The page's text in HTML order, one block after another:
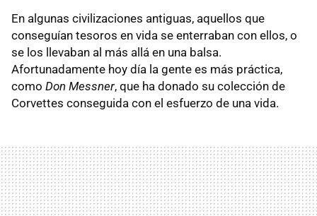
En algunas civilizaciones antiguas, aquellos que
conseguían tesoros en vida se enterraban con ellos, o
se los llevaban al más allá en una balsa.
Afortunadamente hoy día la gente es más práctica,
como Don Messner, que ha donado su colección de
Corvettes conseguida con el esfuerzo de una vida.